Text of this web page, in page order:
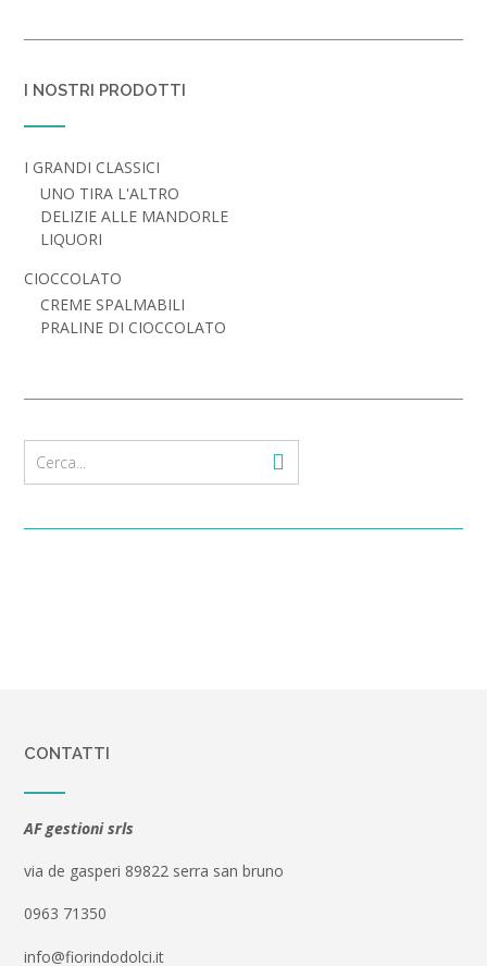
I NOSTRI PRODOTTI
I GRANDI CLASSICI
UNO TIRA L'ALTRO
DELIZIE ALLE MANDORLE
LIQUORI
CIOCCOLATO
CREME SPALMABILI
PRALINE DI CIOCCOLATO
CONTATTI
AF gestioni srls
via de gasperi 89822 serra san bruno
0963 71350
info@fiorindodolci.it